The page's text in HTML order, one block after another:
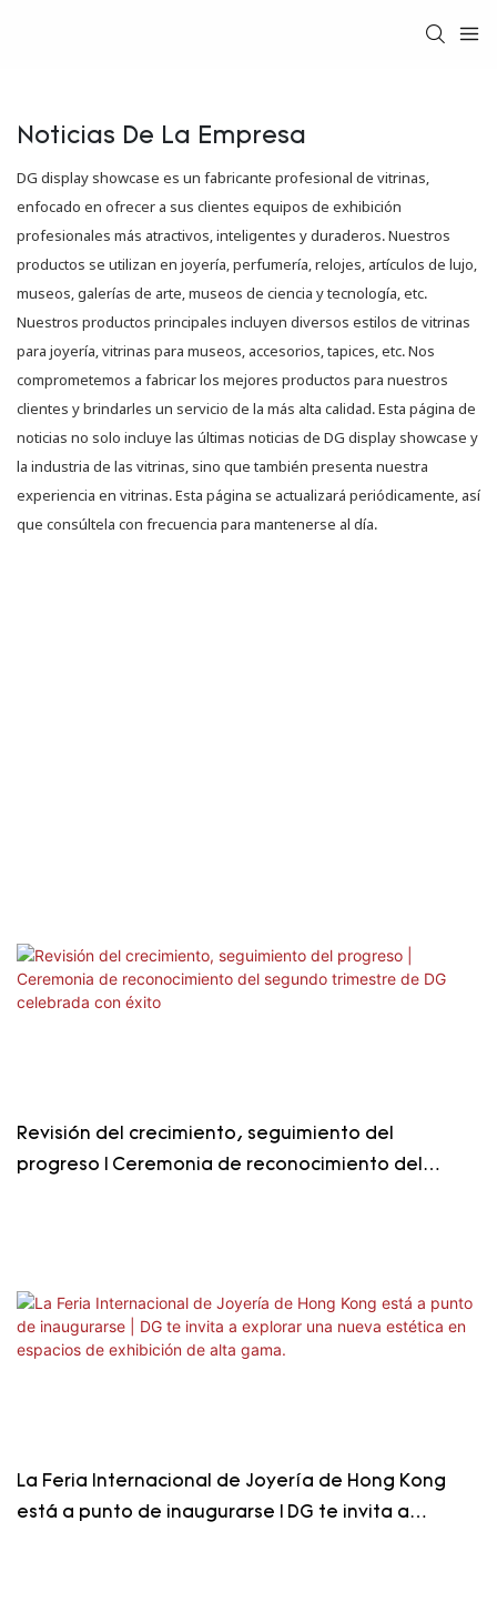
Noticias De La Empresa
DG display showcase es un fabricante profesional de vitrinas,
enfocado en ofrecer a sus clientes equipos de exhibición
profesionales más atractivos, inteligentes y duraderos. Nuestros
productos se utilizan en joyería, perfumería, relojes, artículos de lujo,
museos, galerías de arte, museos de ciencia y tecnología, etc.
Nuestros productos principales incluyen diversos estilos de vitrinas
para joyería, vitrinas para museos, accesorios, tapices, etc. Nos
comprometemos a fabricar los mejores productos para nuestros
clientes y brindarles un servicio de la más alta calidad. Esta página de
noticias no solo incluye las últimas noticias de DG display showcase y
la industria de las vitrinas, sino que también presenta nuestra
experiencia en vitrinas. Esta página se actualizará periódicamente, así
que consúltela con frecuencia para mantenerse al día.
Revisión del crecimiento, seguimiento del
progreso | Ceremonia de reconocimiento del
La Feria Internacional de Joyería de Hong Kong
está a punto de inaugurarse | DG te invita a